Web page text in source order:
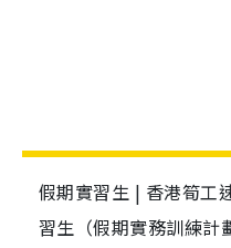
假期實習生 | 香港筍工
習生（假期實務訓練計